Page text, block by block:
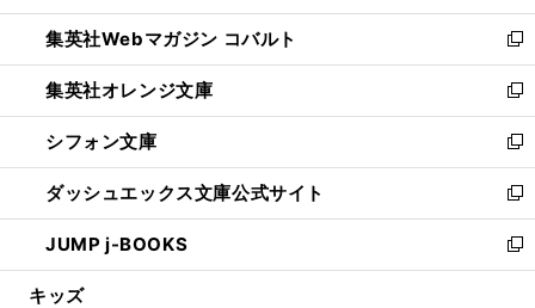
開
く
ウ
で
開
く
ン
ド
ウ
で
開
く
ウ
ィ
ン
ド
ウ
で
開
く
集英社Webマガジン コバルト
新
し
い
ウ
ィ
ン
ド
ウ
で
開
集英社オレンジ文庫
新
し
い
ウ
ィ
ン
ド
ウ
シフォン文庫
新
し
い
ウ
ィ
ン
ダッシュエックス文庫公式サイト
新
し
い
ウ
JUMP j-BOOKS
新
し
キッズ